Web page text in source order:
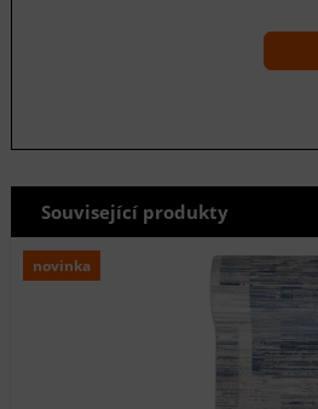
Související produkty
novinka